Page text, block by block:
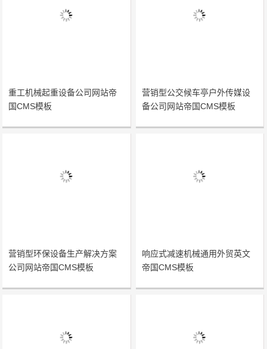
重工机械起重设备公司网站帝
国CMS模板
营销型公交候车亭户外传媒设
备公司网站帝国CMS模板
营销型环保设备生产解决方案
公司网站帝国CMS模板
响应式减速机械通用外贸英文
帝国CMS模板